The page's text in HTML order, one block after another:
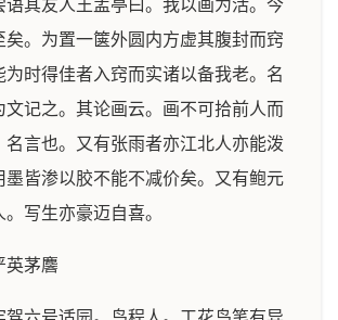
语其友人王孟亭曰。我以画为活。今
矣。为置一箧外圆内方虚其腹封而窍
为时得佳者入窍而实诸以备我老。名
文记之。其论画云。画不可拾前人而
名言也。又有张雨者亦江北人亦能泼
墨皆渗以胶不能不减价矣。又有鲍元
写生亦豪迈自喜。
英茅麐